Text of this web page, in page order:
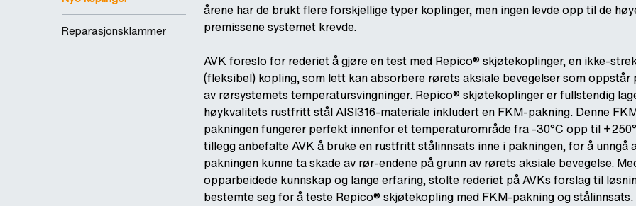
Reparasjonsklammer
årene har de brukt flere forskjellige typer koplinger, men ingen levde opp til de
premissene systemet krevde.
AVK foreslo for rederiet å gjøre en test med Repico® skjøtekoplinger, en ikke-
(fleksibel) kopling, som lett kan absorbere rørets aksiale bevegelser som oppstår
av rørsystemets temperatursvingninger. Repico® skjøtekoplinger er fullstendig
høykvalitets rustfritt stål AISI316-materiale inkludert en FKM-pakning. Denne
pakningen fungerer perfekt innenfor et temperaturområde fra -30°C opp til
tillegg anbefalte AVK å bruke en rustfritt stålinnsats inne i pakningen, for å unngå
pakningen kunne ta skade av rør-endene på grunn av rørets aksiale bevegelse.
opparbeidede kunnskap og lange erfaring, stolte rederiet på AVKs forslag til
bestemte seg for å teste Repico® skjøtekopling med FKM-pakning og stålinnsats.